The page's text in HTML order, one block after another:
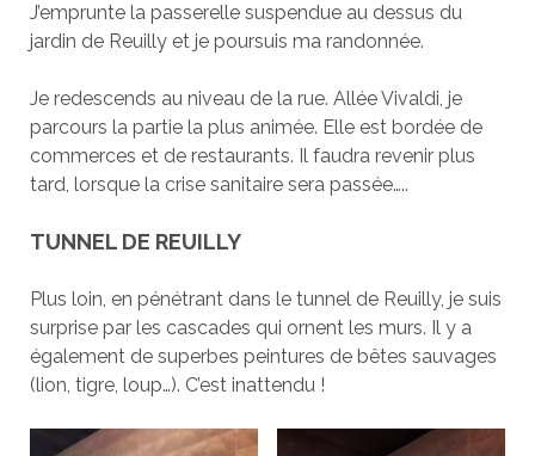
J’emprunte la passerelle suspendue au dessus du
jardin de Reuilly et je poursuis ma randonnée.
Je redescends au niveau de la rue. Allée Vivaldi, je
parcours la partie la plus animée. Elle est bordée de
commerces et de restaurants. Il faudra revenir plus
tard, lorsque la crise sanitaire sera passée…..
TUNNEL DE REUILLY
Plus loin, en pénétrant dans le tunnel de Reuilly, je suis
surprise par les cascades qui ornent les murs. Il y a
également de superbes peintures de bêtes sauvages
(lion, tigre, loup…). C’est inattendu !